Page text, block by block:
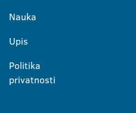
Nauka
Upis
Politika
privatnosti